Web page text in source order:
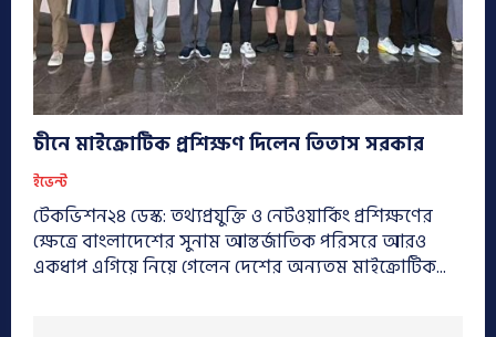
চীনে মাইক্রোটিক প্রশিক্ষণ দিলেন তিতাস সরকার
ইভেন্ট
টেকভিশন২৪ ডেস্ক: তথ্যপ্রযুক্তি ও নেটওয়ার্কিং প্রশিক্ষণের
ক্ষেত্রে বাংলাদেশের সুনাম আন্তর্জাতিক পরিসরে আরও
একধাপ এগিয়ে নিয়ে গেলেন দেশের অন্যতম মাইক্রোটিক...